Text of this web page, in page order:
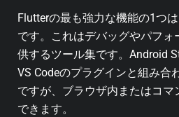
Flutterの最も強力な機能の1つ
です。これはデバッグやパフォ
供するツール集です。Android
VS Codeのプラグインと組み合
ですが、ブラウザ内またはコマ
できます。